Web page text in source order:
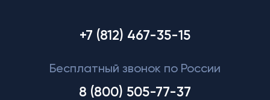
+7 (812) 467-35-15
Бесплатный звонок по России
8 (800) 505-77-37